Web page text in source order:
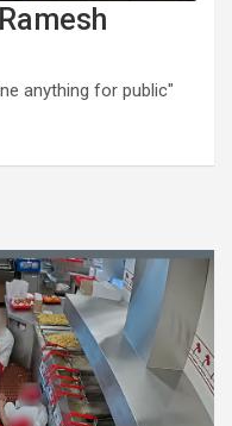
anything for public"